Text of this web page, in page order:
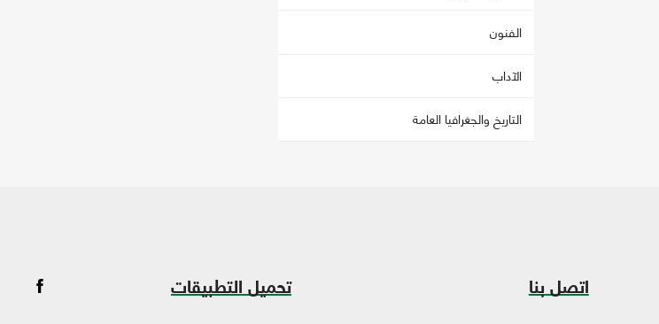
الفنون
الآداب
التاريخ والجغرافيا العامة
اتصل بنا تحميل التطبيقات